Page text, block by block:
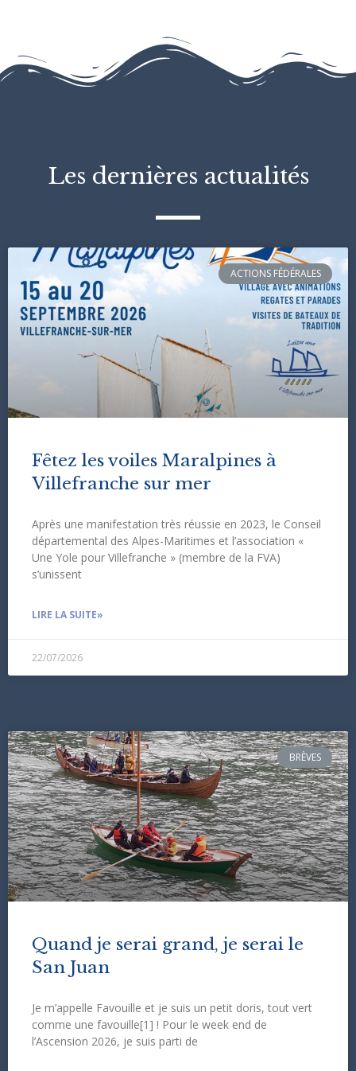
Les dernières actualités
ACTIONS FÉDÉRALES
Fêtez les voiles Maralpines à
Villefranche sur mer
Après une manifestation très réussie en 2023, le Conseil
départemental des Alpes-Maritimes et l’association «
Une Yole pour Villefranche » (membre de la FVA)
s’unissent
LIRE LA SUITE»
22/07/2026
BRÈVES
Quand je serai grand, je serai le
San Juan
Je m’appelle Favouille et je suis un petit doris, tout vert
comme une favouille[1] ! Pour le week end de
l’Ascension 2026, je suis parti de